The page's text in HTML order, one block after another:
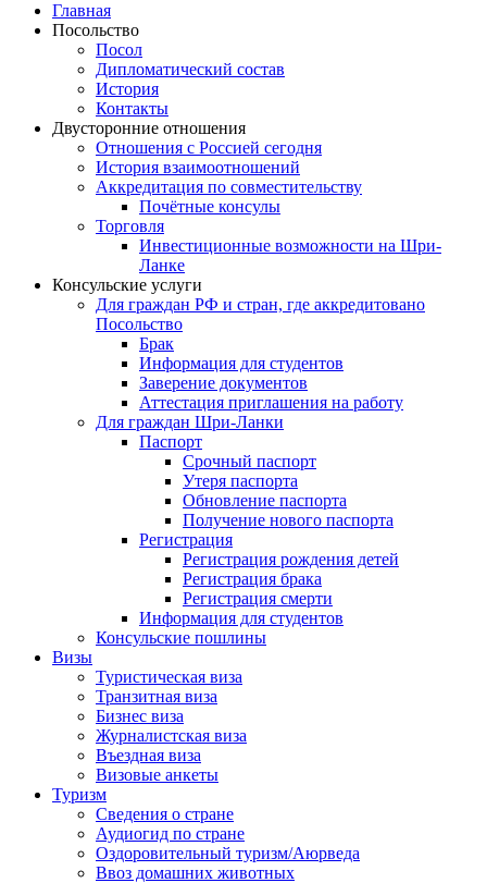
Главная
Посольство
Посол
Дипломатический состав
История
Контакты
Двусторонние отношения
Отношения с Россией сегодня
История взаимоотношений
Аккредитация по совместительству
Почётные консулы
Торговля
Инвестиционные возможности на Шри-
Ланке
Консульские услуги
Для граждан РФ и стран, где аккредитовано
Посольство
Брак
Информация для студентов
Заверение документов
Аттестация приглашения на работу
Для граждан Шри-Ланки
Паспорт
Срочный паспорт
Утеря паспорта
Обновление паспорта
Получение нового паспорта
Регистрация
Регистрация рождения детей
Регистрация брака
Регистрация смерти
Информация для студентов
Консульские пошлины
Визы
Туристическая виза
Транзитная виза
Бизнес виза
Журналистская виза
Въездная виза
Визовые анкеты
Туризм
Сведения о стране
Аудиогид по стране
Оздоровительный туризм/Аюрведа
Ввоз домашних животных